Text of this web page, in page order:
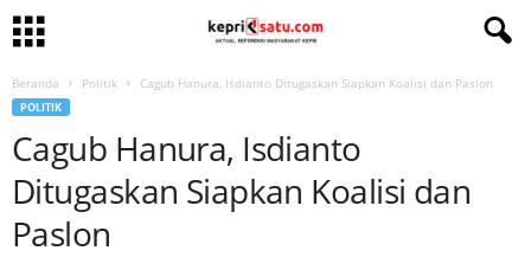
Beranda Politik Cagub Hanura, Isdianto Ditugaskan Siapkan Koalisi dan Paslon
POLITIK
Cagub Hanura, Isdianto
Ditugaskan Siapkan Koalisi dan
Paslon